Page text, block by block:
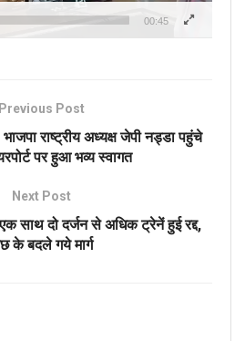
00:45
Previous Post
राष्ट्रीय अध्यक्ष जेपी नड्डा पहुंचे
पर हुआ भव्य स्वागत
Next Post
दो दर्जन से अधिक ट्रेनें हुई रद्द,
के बदले गये मार्ग